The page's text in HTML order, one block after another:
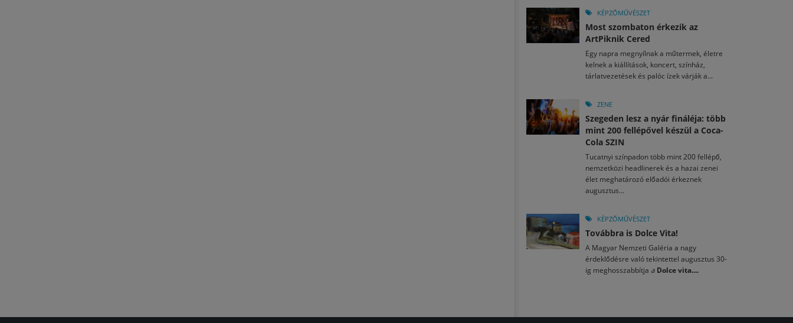
KÉPZŐMŰVÉSZET
Most szombaton érkezik az
ArtPiknik Cered
Egy napra megnyílnak a műtermek, életre
kelnek a kiállítások, koncert, színház,
tárlatvezetések és palóc ízek várják a...
ZENE
Szegeden lesz a nyár fináléja: több
mint 200 fellépővel készül a Coca-
Cola SZIN
Tucatnyi színpadon több mint 200 fellépő,
nemzetközi headlinerek és a hazai zenei
élet meghatározó előadói érkeznek
augusztus...
KÉPZŐMŰVÉSZET
Továbbra is Dolce Vita!
A Magyar Nemzeti Galéria a nagy
érdeklődésre való tekintettel augusztus 30-
ig meghosszabbítja a Dolce vita....